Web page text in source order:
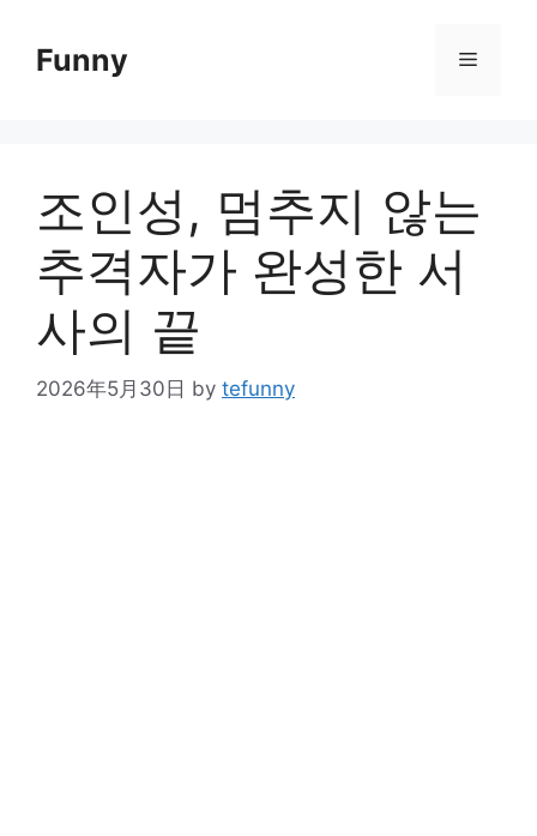
contentFunny Menu
조인성, 멈추지 않는
추격자가 완성한 서
사의 끝
2026年5月30日 by tefunny